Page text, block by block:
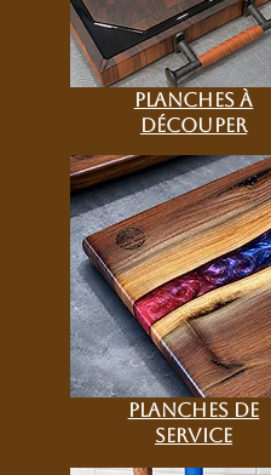
Planches à
découper
Planches de
service